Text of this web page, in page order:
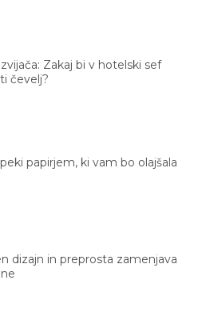
Zakaj bi v hotelski sef
čevelj?
papirjem, ki vam bo olajšala
dizajn in preprosta zamenjava